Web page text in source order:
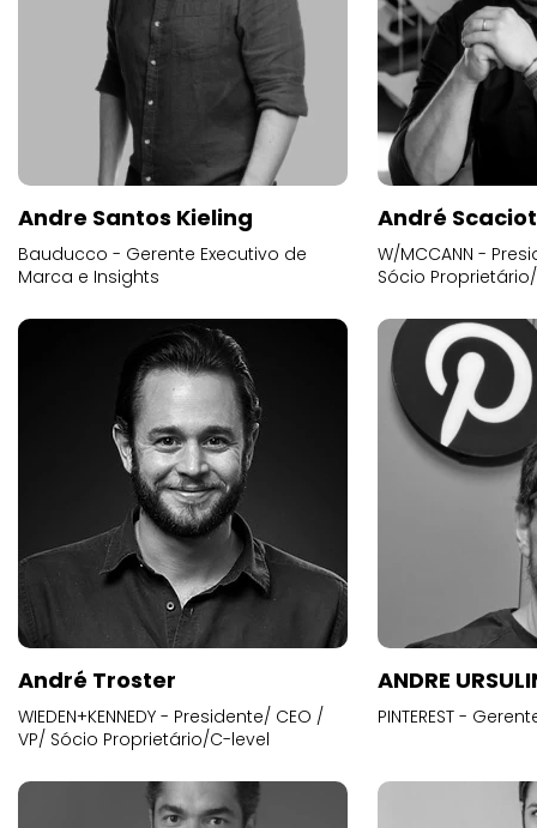
Andre Santos Kieling
Bauducco - Gerente Executivo de
Marca e Insights
André
W/MCCANN -
Sócio
André Troster
WIEDEN+KENNEDY - Presidente/ CEO /
VP/ Sócio Proprietário/C-level
ANDRE
PINTEREST -